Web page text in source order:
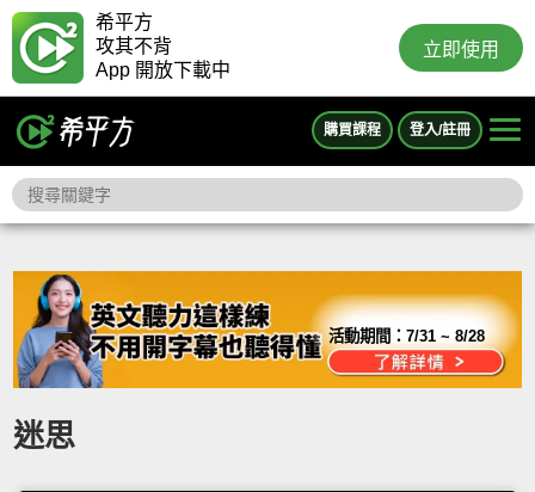
希平方
攻其不背
App 開放下載中
立即使用
購買課程 登入/註冊
活動期間：7/31 ~ 8/28
迷思